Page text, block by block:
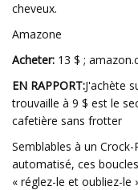
cheveux.
Amazone
Acheter: 13 $ ;
EN RAPPORT:J'achète
trouvaille à 9 $ est le
cafetière sans frotter
Semblables à un
automatisé, ces
« réglez-le et oubliez-le